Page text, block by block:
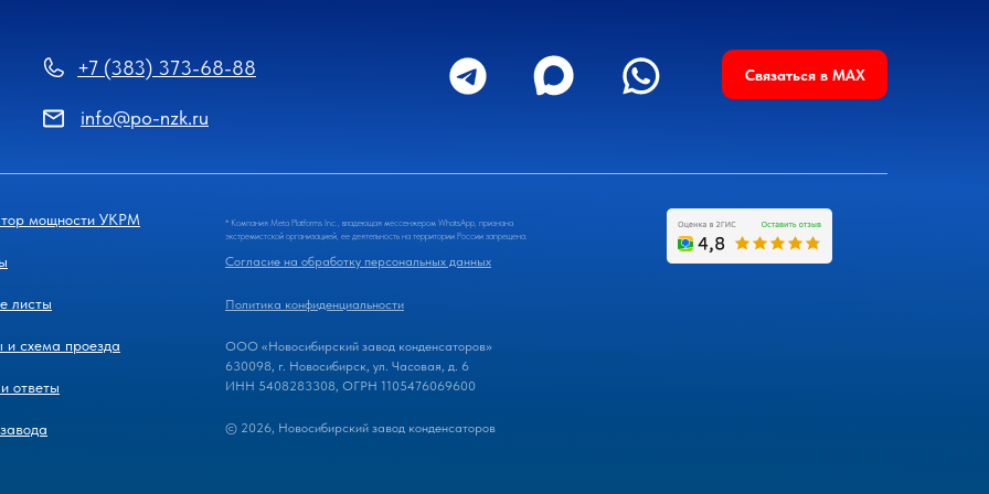
info@po-nzk.ru
мощности УКРМ
листы
и схема проезда
ответы
Согласие на обработку персональных данных
Политика конфиденциальности
* Компания Meta Platforms Inc., владеющая мессенжером WhatsApp, признана
экстремистской организацией, ее деятельность на территории России запрещена.
ООО «Новосибирский завод конденсаторов»
630098, г. Новосибирск, ул. Часовая, д. 6
ИНН 5408283308, ОГРН 1105476069600
+7 (383) 373-68-88 Связаться в MAX
© 2026, Новосибирский завод конденсаторов